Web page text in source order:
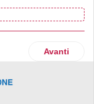
rigenerano due
Articolo
Avanti